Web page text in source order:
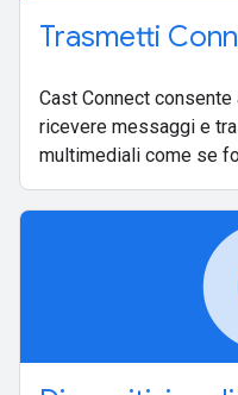
Trasmetti
Cast Connect
ricevere messaggi e
multimediali come se